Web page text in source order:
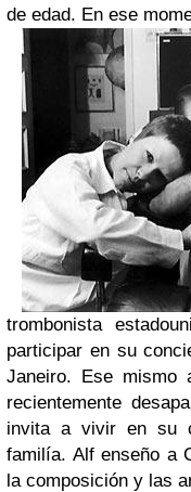
de edad. En ese
trombonista
participar en su
Janeiro. Ese mismo
recientemente
invita a vivir en su
familía. Alf enseño a
la composición y las